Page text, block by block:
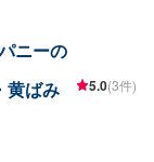
ニーの
黄ばみ
5.0(3件)